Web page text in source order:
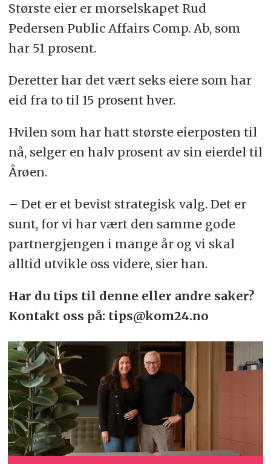
Største eier er morselskapet Rud
Pedersen Public Affairs Comp. Ab, som
har 51 prosent.
Deretter har det vært seks eiere som har
eid fra to til 15 prosent hver.
Hvilen som har hatt største eierposten til
nå, selger en halv prosent av sin eierdel til
Årøen.
– Det er et bevist strategisk valg. Det er
sunt, for vi har vært den samme gode
partnergjengen i mange år og vi skal
alltid utvikle oss videre, sier han.
Har du tips til denne eller andre saker?
Kontakt oss på: tips@kom24.no